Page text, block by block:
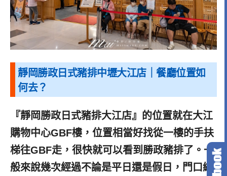
靜岡勝政日式豬排中壢大江店｜餐廳位置如
何去？
『靜岡勝政日式豬排大江店』的位置就在大江
購物中心GBF樓，位置相當好找從一樓的手扶
梯往GBF走，很快就可以看到勝政豬排了。一
般來說幾次經過不論是平日還是假日，門口總